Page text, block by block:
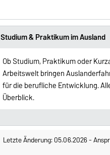
Studium & Praktikum im Ausland
Ob Studium, Praktikum oder
Arbeitswelt bringen
für die berufliche Entwicklung.
Überblick.
Letzte Änderung: 05.06.2026-